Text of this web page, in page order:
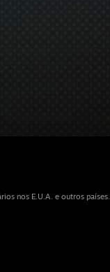
nos E.U.A. e outros países.